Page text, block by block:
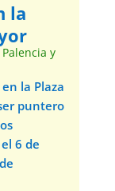
la
Palencia y
la Plaza
puntero
6 de